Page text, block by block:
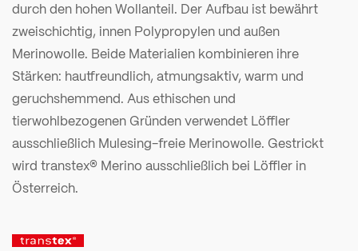
durch den hohen Wollanteil. Der Aufbau ist bewährt
zweischichtig, innen Polypropylen und außen
Merinowolle. Beide Materialien kombinieren ihre
Stärken: hautfreundlich, atmungsaktiv, warm und
geruchshemmend. Aus ethischen und
tierwohlbezogenen Gründen verwendet Löffler
ausschließlich Mulesing-freie Merinowolle. Gestrickt
wird transtex® Merino ausschließlich bei Löffler in
Österreich.